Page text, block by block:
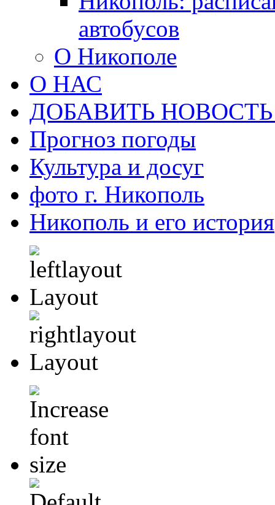
автобусов
О Никополе
О НАС
ДОБАВИТЬ
Прогноз погоды
Культура и досуг
фото г. Никополь
Никополь и его история